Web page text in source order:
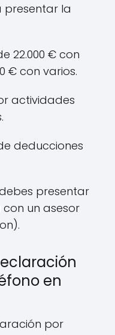
presentar la
22.000 € con
€ con varios.
actividades
deducciones
presentar
un asesor
en
por